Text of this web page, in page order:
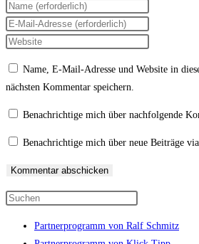
Gib
deinen
Namen
Benutzernamen
Kommentieren
Gib
deine
zum
ein
Gib
ein
Name, E-Mail-Adresse und Website in
nächsten Kommentar speichern.
Benachrichtige mich über nachfolgende
Benachrichtige mich über neue Beiträge
to
Partnerprogramm von Ralf Schmitz